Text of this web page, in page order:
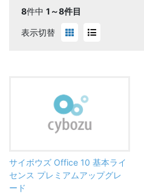
8件中 1～8件目
表示切替
サイボウズ Office 10 基本ライ
センス プレミアムアップグレ
ード